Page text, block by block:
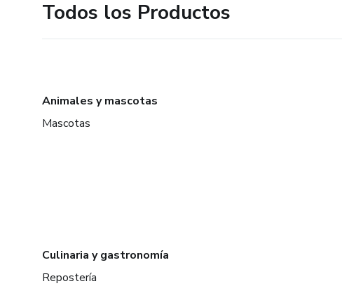
Todos los Productos
Animales y mascotas
Mascotas
Culinaria y gastronomía
Repostería